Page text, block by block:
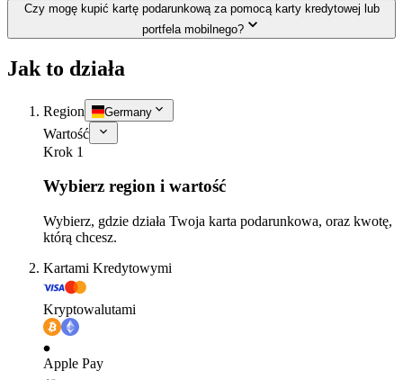
Czy mogę kupić kartę podarunkową za pomocą karty kredytowej lub
portfela mobilnego?
Jak to działa
Region Germany
Wartość
Krok 1
Wybierz region i wartość
Wybierz, gdzie działa Twoja karta podarunkowa, oraz kwotę,
którą chcesz.
Kartami Kredytowymi
Kryptowalutami
Apple Pay